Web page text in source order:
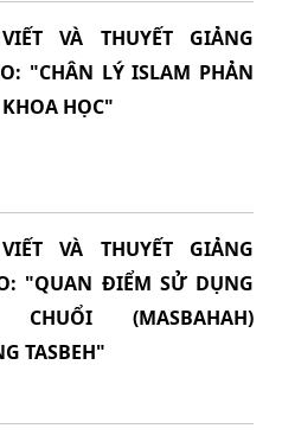
VÀ THUYẾT GIẢNG
"CHÂN LÝ ISLAM PHẢN
HỌC"
VÀ THUYẾT GIẢNG
"QUAN ĐIỂM SỬ DỤNG
CHUỔI (MASBAHAH)
TASBEH"